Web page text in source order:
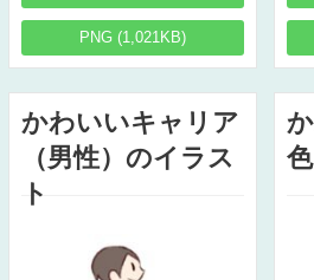
PNG (1,021KB)
かわいいキャリア
（男性）のイラス
ト